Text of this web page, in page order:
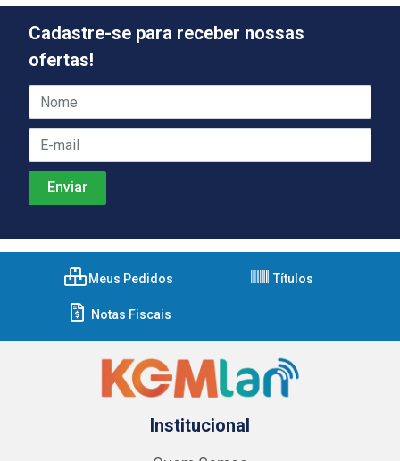
Cadastre-se para receber nossas
ofertas!
Meus Pedidos Títulos
Notas Fiscais
Institucional